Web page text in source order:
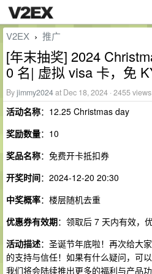
V2EX › 推广
[年末抽奖] 2024
0 名| 虚拟 visa 卡，免
Byjimmy2024at Dec 18, 2024 · 2455 views
活动名称：12.25 Christmas day
奖励数量：10
奖品名称：免费开卡抵扣券
开奖时间：2024-12-20 20:30
中奖概率：楼层随机去重
优惠券有效期：领取后 7 天内有效，
活动描述：圣诞节年底啦！再次给大
的支持与信任！如果有什么疑问，可
我们将会陆续推出更多的福利与产品